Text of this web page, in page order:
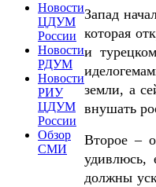
Новости
ЦДУМ
России
Новости
РДУМ
Новости
РИУ
ЦДУМ
России
Обзор
СМИ
Запад
которая
и
земли, а
внушать
Второе –
удивлюсь,
должны